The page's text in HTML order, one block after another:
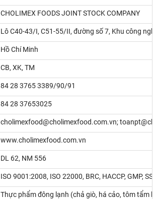
CHOLIMEX FOODS JOINT STOCK COMPANY
Lô C40-43/I, C51-55/II, đường số 7, Khu công
Hồ Chí Minh
CB, XK, TM
84 28 3765 3389/90/91
84 28 37653025
cholimexfood@cholimexfood.com.vn;
www.cholimexfood.com.vn
DL 62, NM 556
ISO 9001:2008, ISO 22000, BRC, HACCP, GMP,
Thực phẩm đông lạnh (chả giò, há cảo, tôm tẩm